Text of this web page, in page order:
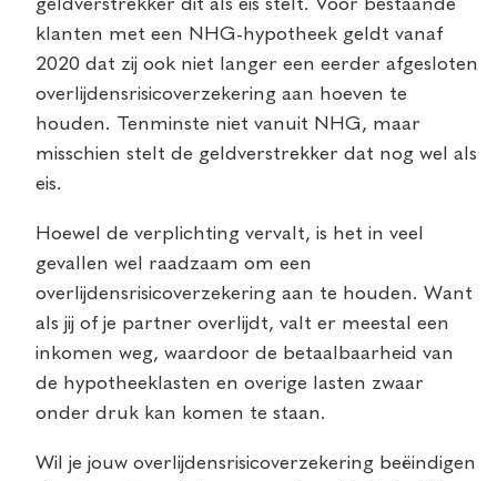
geldverstrekker dit als eis stelt. Voor bestaande
klanten met een NHG-hypotheek geldt vanaf
2020 dat zij ook niet langer een eerder afgesloten
overlijdensrisicoverzekering aan hoeven te
houden. Tenminste niet vanuit NHG, maar
misschien stelt de geldverstrekker dat nog wel als
eis.
Hoewel de verplichting vervalt, is het in veel
gevallen wel raadzaam om een
overlijdensrisicoverzekering aan te houden. Want
als jij of je partner overlijdt, valt er meestal een
inkomen weg, waardoor de betaalbaarheid van
de hypotheeklasten en overige lasten zwaar
onder druk kan komen te staan.
Wil je jouw overlijdensrisicoverzekering beëindigen